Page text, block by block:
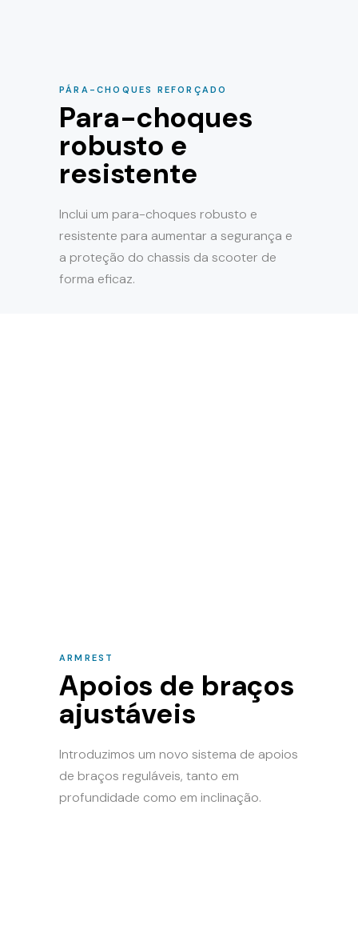
PÁRA-CHOQUES REFORÇADO
Para-choques
robusto e
resistente
Inclui um para-choques robusto e
resistente para aumentar a segurança e
a proteção do chassis da scooter de
forma eficaz.
ARMREST
Apoios de braços
ajustáveis
Introduzimos um novo sistema de apoios
de braços reguláveis, tanto em
profundidade como em inclinação.